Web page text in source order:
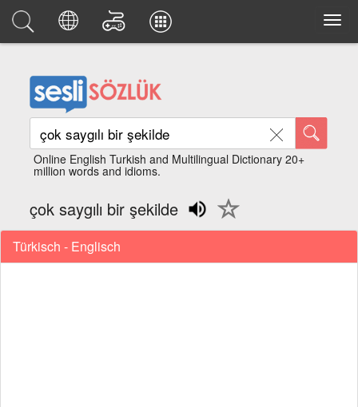
Online English Turkish and Multilingual Dictionary 20+
million words and idioms.
çok saygılı bir şekilde
Türkisch - Englisch